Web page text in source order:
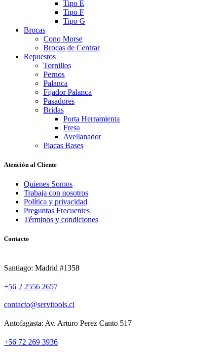
Tipo E
Tipo F
Tipo G
Brocas
Cono Morse
Brocas de Centrar
Repuestos
Tornillos
Pernos
Palanca
Fijador Palanca
Pasadores
Bridas
Porta Herramienta
Fresa
Avellanador
Placas Bases
Atención al Cliente
Quienes Somos
Trabaja con nosotros
Política y privacidad
Preguntas Frecuentes
Términos y condiciones
Contacto
Santiago: Madrid #1358
+56 2 2556 2657
contacto@servitools.cl
Antofagasta: Av. Arturo Perez Canto 517
+56 72 269 3936